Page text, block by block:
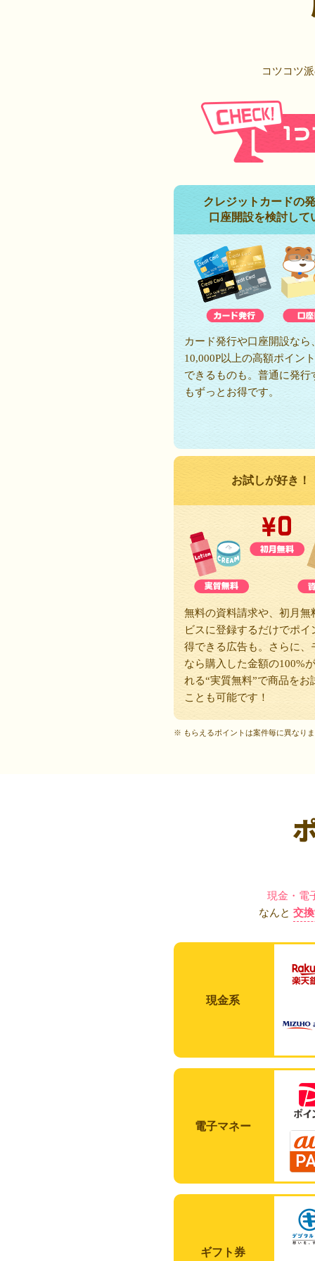
コツコツ
クレジットカードの
口座開設を検討して
カード発行や口座開設なら
10,000P以上の高額ポイン
できるものも。普通に発行
もずっとお得です。
お試しが好き！
無料の資料請求や、初月無
ビスに登録するだけでポイ
得できる広告も。さらに、
なら購入した金額の100%
れる“実質無料”で商品をお
ことも可能です！
※ もらえるポイントは案件毎に異なり
現金・電
なんと 交
現金系
電子マネー
ギフト券